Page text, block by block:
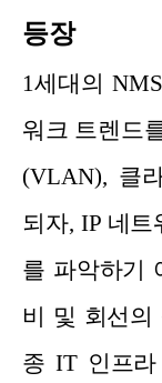
등장
1세대의
워크 트렌드
(VLAN), 클
되자, IP 네
를 파악하기
비 및 회선의
종 IT 인프